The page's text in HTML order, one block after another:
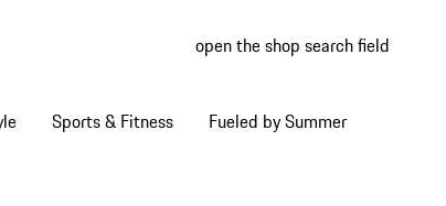
open the shop search field
Sports & Fitness Fueled by Summer